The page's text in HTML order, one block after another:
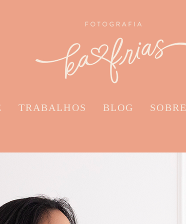
TRABALHOS BLOG SOBRE